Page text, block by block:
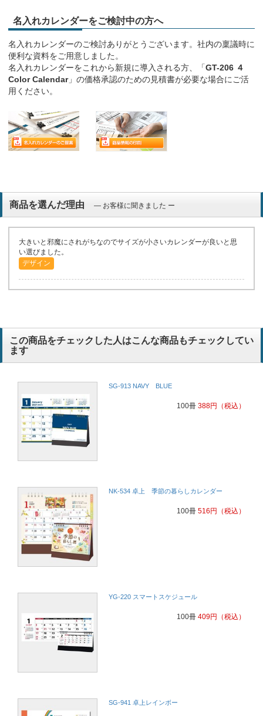
名入れカレンダーをご検討中の方へ
名入れカレンダーのご検討ありがとうございます。社内の稟議時に
便利な資料をご用意しました。
名入れカレンダーをこれから新規に導入される方、「GT-206 ４
Color Calendar」の価格承認のための見積書が必要な場合にご活
用ください。
商品を選んだ理由 ― お客様に聞きました ー
大きいと邪魔にされがちなのでサイズが小さいカレンダーが良いと思
い選びました。
デザイン
この商品をチェックした人はこんな商品もチェックしてい
ます
SG-913 NAVY BLUE
100冊 388円 （税込）
NK-534 卓上 季節の暮らしカレンダー
100冊 516 円 （税込）
YG-220 スマートスケジュール
100冊 409円 （税込）
SG-941 卓上レインボー